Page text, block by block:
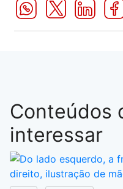
Conteúdos
interessar